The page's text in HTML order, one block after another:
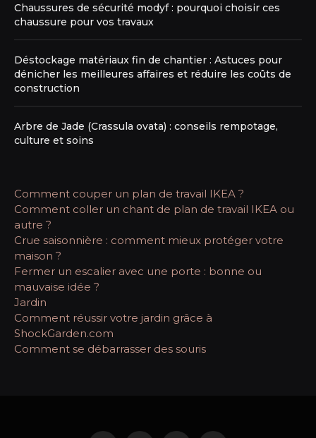
Chaussures de sécurité modyf : pourquoi choisir ces
chaussure pour vos travaux
Déstockage matériaux fin de chantier : Astuces pour
dénicher les meilleures affaires et réduire les coûts de
construction
Arbre de Jade (Crassula ovata) : conseils rempotage,
culture et soins
Comment couper un plan de travail IKEA ?
Comment coller un chant de plan de travail IKEA ou
autre ?
Crue saisonnière : comment mieux protéger votre
maison ?
Fermer un escalier avec une porte : bonne ou
mauvaise idée ?
Jardin
Comment réussir votre jardin grâce à
ShockGarden.com
Comment se débarrasser des souris